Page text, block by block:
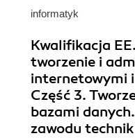
informatyk
Kwalifikacja
tworzenie i
internetowymi
Część 3.
bazami
zawodu